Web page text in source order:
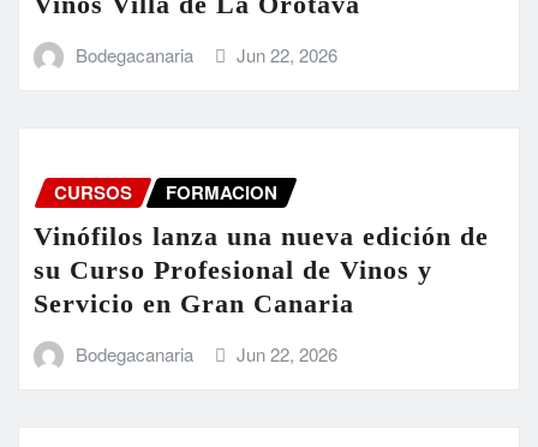
Bodegacanaria Jun 22, 2026
CURSOS FORMACION
Vinófilos lanza una nueva edición de
su Curso Profesional de Vinos y
Servicio en Gran Canaria
Bodegacanaria Jun 22, 2026